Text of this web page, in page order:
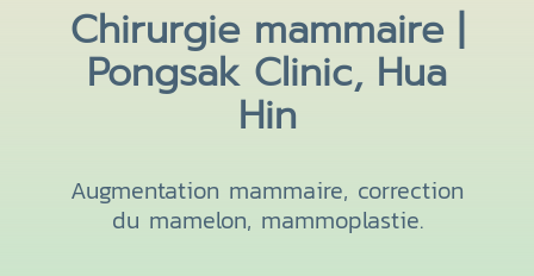
Chirurgie mammaire |
Pongsak Clinic, Hua
Hin
Augmentation mammaire, correction
du mamelon, mammoplastie.